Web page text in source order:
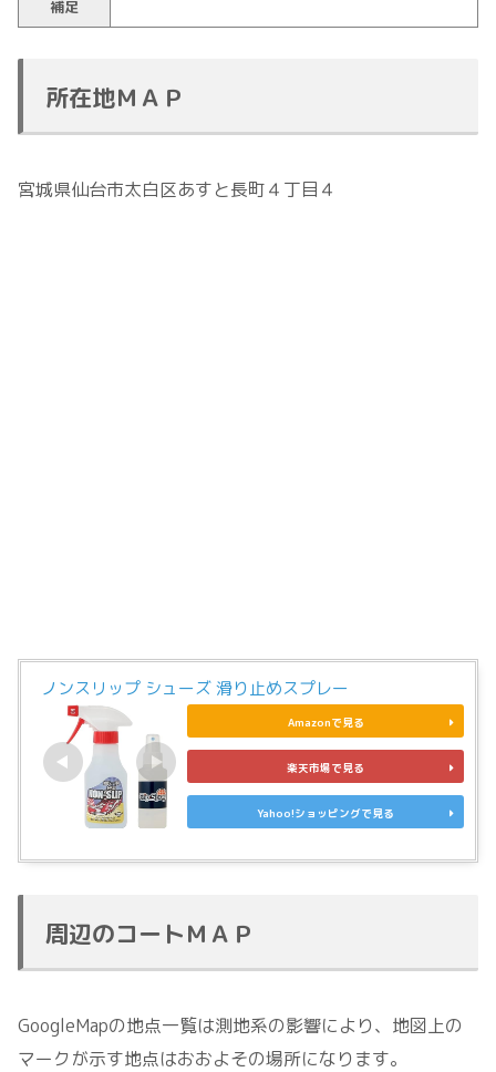
補足
所在地ＭＡＰ
宮城県仙台市太白区あすと長町４丁目４
ノンスリップ シューズ 滑り止めスプレー
Amazonで見る
楽天市場で見る
Yahoo!ショッピングで見る
周辺のコートＭＡＰ
GoogleMapの地点一覧は測地系の影響により、地図上の
マークが示す地点はおおよその場所になります。